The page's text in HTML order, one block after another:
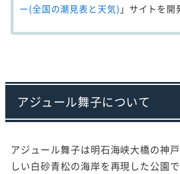
ー(全国の潮見表と天気) 」サイトを開
アジュール舞子について
アジュール舞子は明石海峡大橋の神
しい白砂青松の海岸を再現した公園で